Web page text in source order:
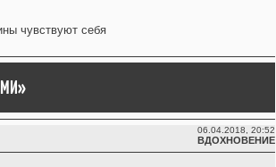
чувствуют себя
06.04.2018, 20:52
ВДОХНОВЕНИЕ